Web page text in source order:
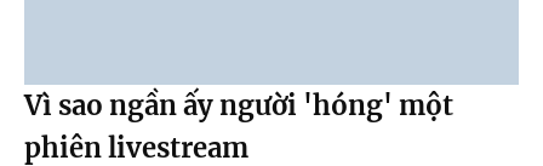
Vì sao ngần ấy người 'hóng' một
phiên livestream